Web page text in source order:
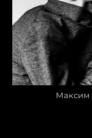
Максим